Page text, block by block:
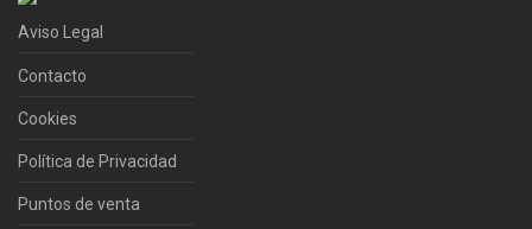
Aviso Legal
Contacto
Cookies
Política de Privacidad
Puntos de venta